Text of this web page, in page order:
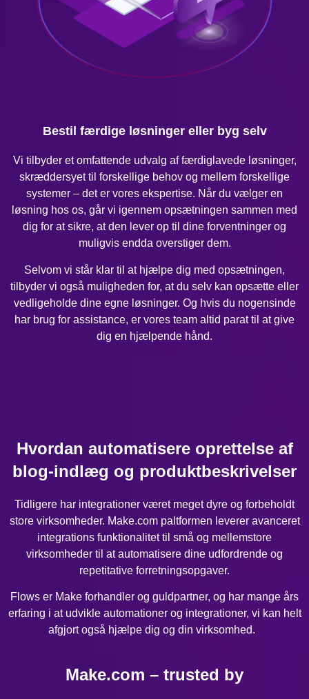
Bestil færdige løsninger eller byg selv
Vi tilbyder et omfattende udvalg af færdiglavede løsninger,
skræddersyet til forskellige behov og mellem forskellige
systemer – det er vores ekspertise. Når du vælger en
løsning hos os, går vi igennem opsætningen sammen med
dig for at sikre, at den lever op til dine forventninger og
muligvis endda overstiger dem.
Selvom vi står klar til at hjælpe dig med opsætningen,
tilbyder vi også muligheden for, at du selv kan opsætte eller
vedligeholde dine egne løsninger. Og hvis du nogensinde
har brug for assistance, er vores team altid parat til at give
dig en hjælpende hånd.
Hvordan automatisere oprettelse af
blog-indlæg og produktbeskrivelser
Tidligere har integrationer været meget dyre og forbeholdt
store virksomheder. Make.com paltformen leverer avanceret
integrations funktionalitet til små og mellemstore
virksomheder til at automatisere dine udfordrende og
repetitative forretningsopgaver.
Flows er Make forhandler og guldpartner, og har mange års
erfaring i at udvikle automationer og integrationer, vi kan helt
afgjort også hjælpe dig og din virksomhed.
Make.com – trusted by